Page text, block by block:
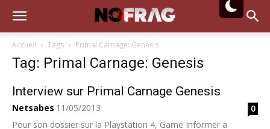
Accueil Tags Primal Carnage: Genesis
Tag: Primal Carnage: Genesis
Interview sur Primal Carnage Genesis
Netsabes 11/05/2013
0
Pour son dossier sur la Playstation 4, Game Informer a